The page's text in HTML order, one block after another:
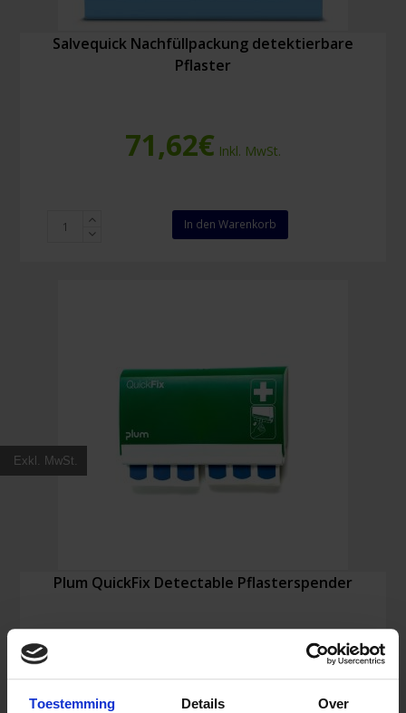
Toestemming Details Over
Exkl. MwSt.
Salvequick Nachfüllpackung detektierbare
Pflaster
71,62€ Inkl. MwSt.
Salvequick
Nachfüllpackung
In den Warenkorb
Plum QuickFix Detectable Pflasterspender
46,13€